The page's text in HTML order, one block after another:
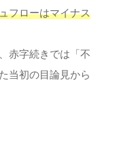
フローはマイナス
赤字続きでは「不
当初の目論見から